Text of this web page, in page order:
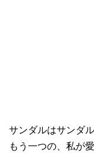
サンダルはサンダ
もう一つの、私が